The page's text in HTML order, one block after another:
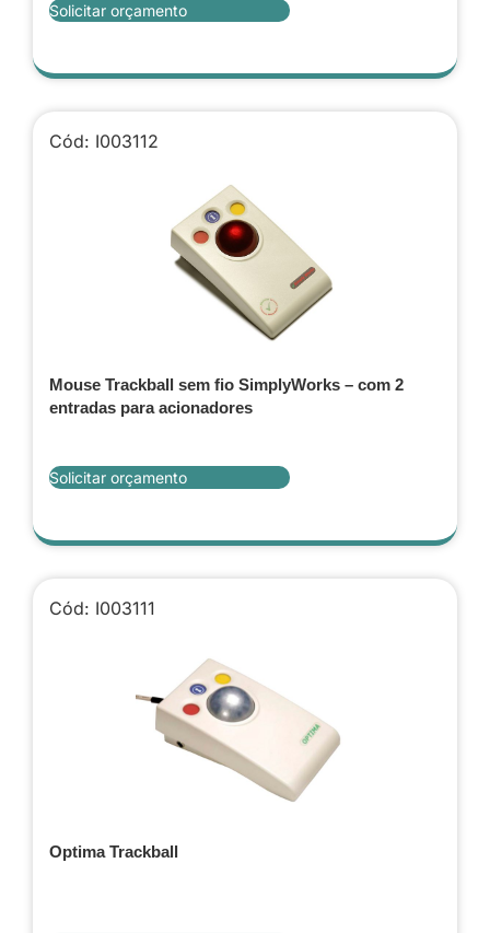
Solicitar orçamento
Cód: I003112
Mouse Trackball sem fio SimplyWorks – com 2
entradas para acionadores
Solicitar orçamento
Cód: I003111
Optima Trackball